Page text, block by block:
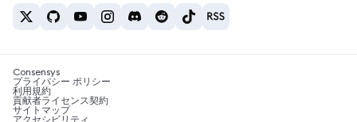
お問い合わせ
ETH→USDT
USDTの購入
SHIBの購入
BNBの購入
税制関連ニュース
暗号資産の購入方法は？
Consensys
プライバシー ポリシー
利用規約
貢献者ライセンス契約
サイトマップ
アクセシビリティ